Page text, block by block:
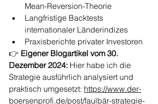
Mean-Reversion-Theorie
Langfristige Backtests
internationaler Länderindizes
Praxisberichte privater Investoren
👉 Eigener Blogartikel vom 30.
Dezember 2024: Hier habe ich die
Strategie ausführlich analysiert und
praktisch umgesetzt: https://www.der-
boersenprofi.de/post/faulbär-strategie-